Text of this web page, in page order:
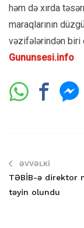
həm də xırda
maraqlarının
vəzifələrindən biri
Gununsesi.info
ƏVVƏLKI
TƏBİB-ə direktor
təyin olundu